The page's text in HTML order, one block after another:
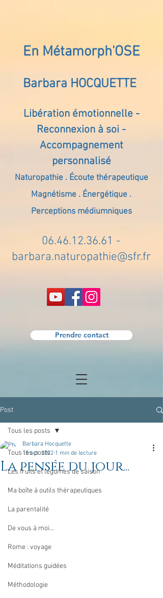
En Métamorph'OSE
Barbara HOCQUETTE
Libération émotionnelle -
Reconnexion à soi -
Accompagnement
personnalisé
Naturopathie . Écoute thérapeutique
Magnétisme . Énergétique .
Perceptions médiumniques
06.46.12.36.61 -
barbara.naturopathie@sfr.fr
Prendre contact
Post
Tous les posts
Les fruits et légumes de saison
Ma boîte à outils thérapeutiques
La parentalité
De vous à moi...
Rome : voyage
Méditations guidées
Méthodologie
Tous les posts
La pensée du jour...
Barbara Hocquette
15 oct. 2022 1 min de lecture